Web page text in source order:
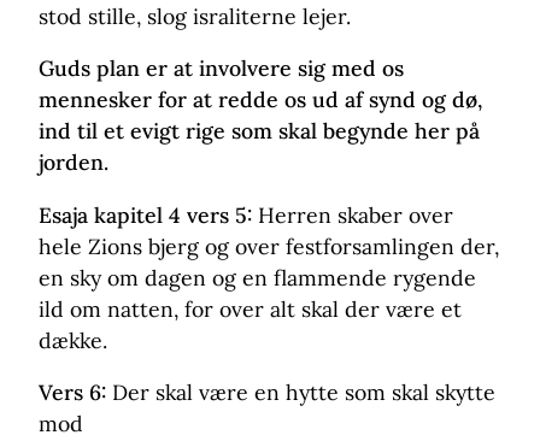
stod stille, slog israliterne lejer.
Guds plan er at involvere sig med os
mennesker for at redde os ud af synd og dø,
ind til et evigt rige som skal begynde her på
jorden.
Esaja kapitel 4 vers 5: Herren skaber over
hele Zions bjerg og over festforsamlingen der,
en sky om dagen og en flammende rygende
ild om natten, for over alt skal der være et
dække.
Vers 6: Der skal være en hytte som skal skytte
mod